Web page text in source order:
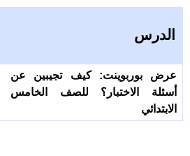
الدرس
عرض بوربوينت: كيف تجيبين عن
أسئلة الاختبار؟ للصف الخامس
الابتدائي